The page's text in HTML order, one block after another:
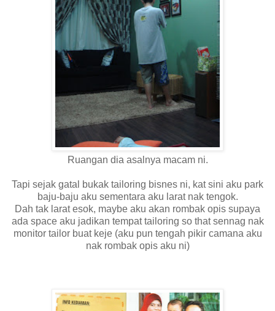
Ruangan dia asalnya macam ni.
Tapi sejak gatal bukak tailoring bisnes ni, kat sini aku park
baju-baju aku sementara aku larat nak tengok.
Dah tak larat esok, maybe aku akan rombak opis supaya
ada space aku jadikan tempat tailoring so that sennag nak
monitor tailor buat keje (aku pun tengah pikir camana aku
nak rombak opis aku ni)